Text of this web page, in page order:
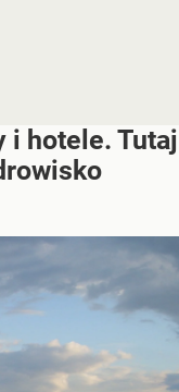
i hotele. Tutaj